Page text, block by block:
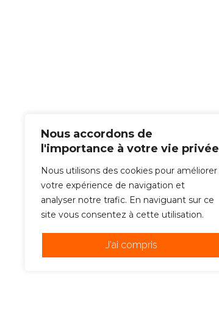
Nous accordons de
l'importance à votre vie privée
Nous utilisons des cookies pour améliorer
votre expérience de navigation et
analyser notre trafic. En naviguant sur ce
site vous consentez à cette utilisation.
J'ai compris